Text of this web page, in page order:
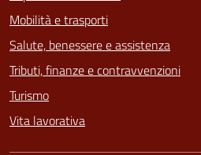
Mobilità e trasporti
Salute, benessere e assistenza
Tributi, finanze e contravvenzioni
Turismo
Vita lavorativa